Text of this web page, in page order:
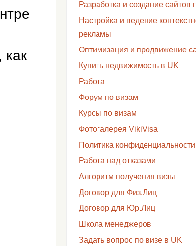
как
Разработка и создание сайтов
Настройка и ведение
рекламы
Оптимизация и продвижение
Купить недвижимость в UK
Работа
Форум по визам
Курсы по визам
Фотогалерея VikiVisa
Политика конфиденциальности
Работа над отказами
Алгоритм получения визы
Договор для Физ.Лиц
Договор для Юр.Лиц
Школа менеджеров
Задать вопрос по визе в UK